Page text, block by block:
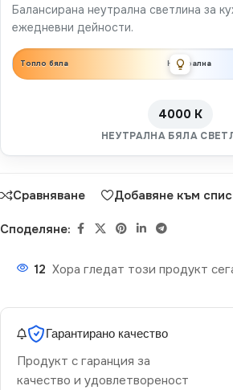
Балансирана неутрална светлина за
ежедневни дейности.
Топло бяла Неутрална
4000 K
НЕУТРАЛНА БЯЛА
Сравняване Добавяне към
Споделяне:
12 Хора гледат този продукт
Гарантирано качество
Продукт с гаранция за
качество и удовлетвореност